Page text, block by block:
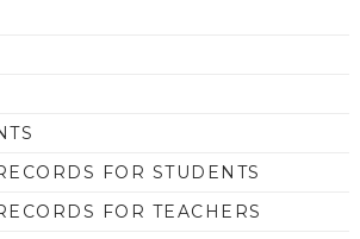
FOR STUDENTS
FOR TEACHERS